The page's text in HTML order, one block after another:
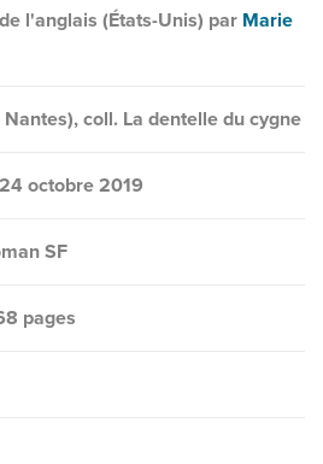
l'anglais (États-Unis) par Marie
coll. La dentelle du cygne
24 octobre 2019
SF
pages